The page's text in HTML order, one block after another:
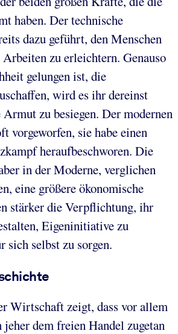
haben. Der technische
dazu geführt, den Menschen
zu erleichtern. Genauso
gelungen ist, die
wird es ihr dereinst
zu besiegen. Der modernen
vorgeworfen, sie habe einen
heraufbeschworen. Die
in der Moderne, verglichen
eine größere ökonomische
stärker die Verpflichtung, ihr
Eigeninitiative zu
selbst zu sorgen.
Wirtschaft zeigt, dass vor allem
dem freien Handel zugetan